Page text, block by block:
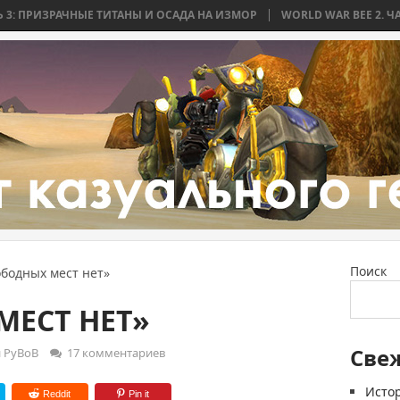
ТИТАНЫ И ОСАДА НА ИЗМОР WORLD WAR BEE 2. ЧАСТЬ 2:
мест нет»
НЕТ»
РуВоВ 17 комментариев
Reddit Pin it
Поиск